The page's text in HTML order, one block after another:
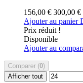
156,00 € 300,00 €
Ajouter au panier
Prix réduit !
Disponible
Ajouter au
Comparer (0)
Afficher tout